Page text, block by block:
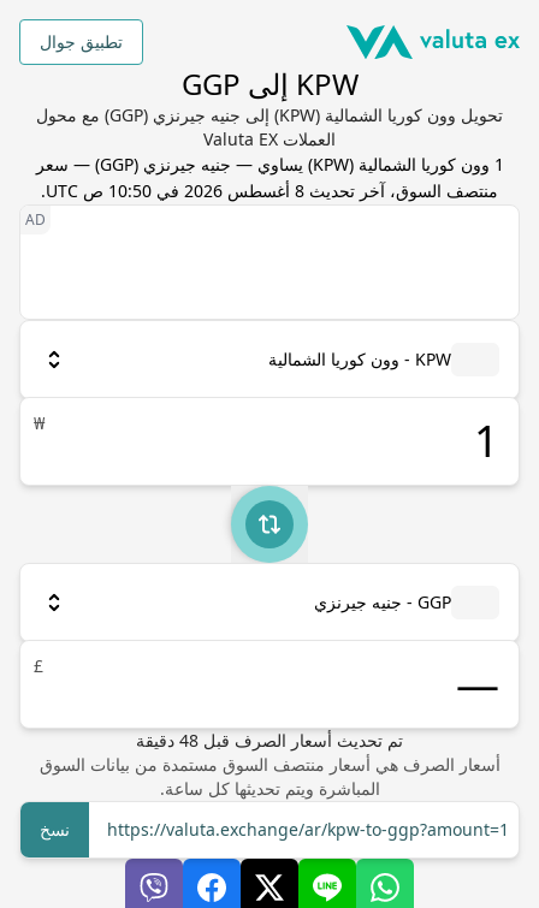
تطبيق جوال
KPW إلى GGP
تحويل وون كوريا الشمالية (KPW) إلى جنيه جيرنزي (GGP) مع محول
العملات Valuta EX
1 وون كوريا الشمالية (
KPW) يساوي— جنيه جيرنزي (
GGP) — سعر
منتصف السوق، آخر تحديث 8 أغسطس 2026 في 10:50 ص UTC .
KPW - وون كوريا الشمالية
₩
GGP - جنيه جيرنزي
£
تم تحديث أسعار الصرف قبل 48 دقيقة
أسعار الصرف هي أسعار منتصف السوق مستمدة من بيانات السوق
المباشرة ويتم تحديثها كل ساعة.
https://valuta.exchange/ar/kpw-to-ggp?amount=1
نسخ